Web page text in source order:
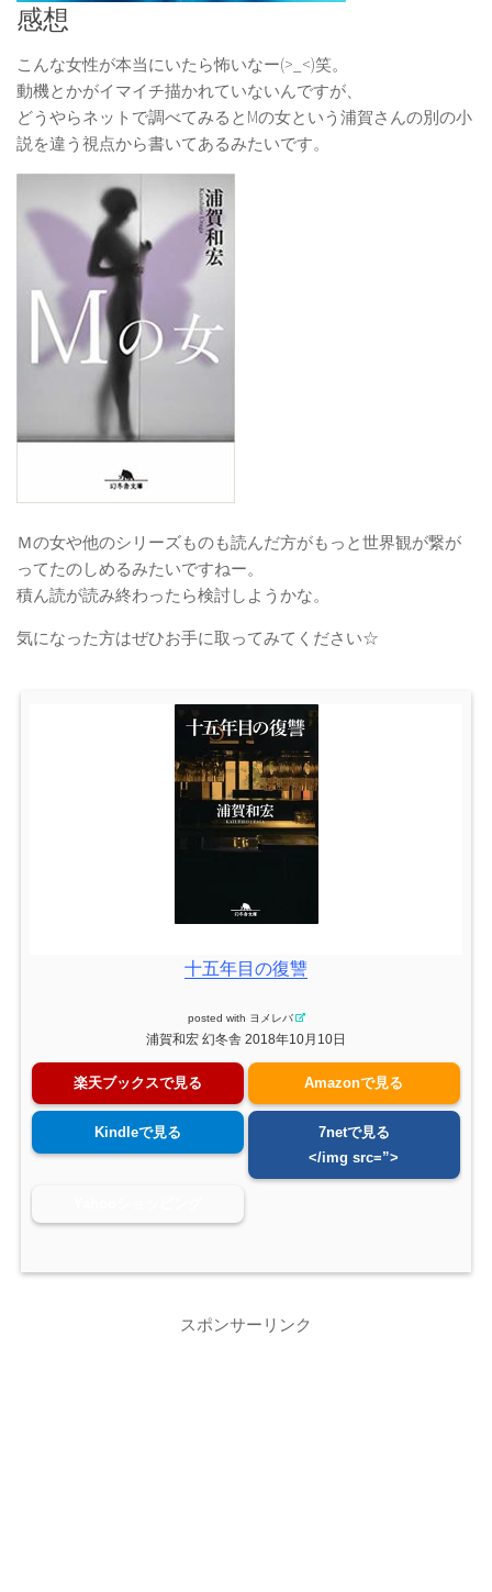
感想
こんな女性が本当にいたら怖いなー(>_<)笑。
動機とかがイマイチ描かれていないんですが、
どうやらネットで調べてみるとMの女という浦賀さんの別の小
説を違う視点から書いてあるみたいです。
Ｍの女や他のシリーズものも読んだ方がもっと世界観が繋が
ってたのしめるみたいですねー。
積ん読が読み終わったら検討しようかな。
気になった方はぜひお手に取ってみてください☆
十五年目の復讐
posted with ヨメレバ
浦賀和宏 幻冬舎 2018年10月10日
楽天ブックスで見る Amazonで見る
Kindleで見る
7netで見る
</img src=”>
スポンサーリンク